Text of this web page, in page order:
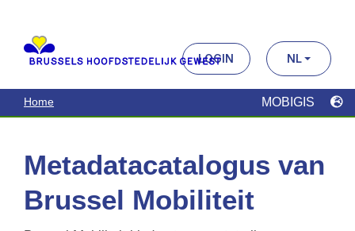
Metadatacatalogus van
Brussel Mobiliteit
Brussel Mobiliteit biedt u toegang tot zijn gegevens
en tot de gegevens die in zijn applicaties worden
gebruikt. Klikhier
. om de metadata en meer